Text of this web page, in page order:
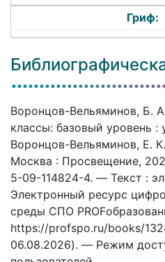
Гриф:
Воронцов-Вельяминов, Б.
классы: базовый уровень :
Воронцов-Вельяминов, Е.
Москва : Просвещение,
5-09-114824-4. — Текст :
Электронный ресурс
среды СПО
https://profspo.ru/books/
06.08.2026). — Режим